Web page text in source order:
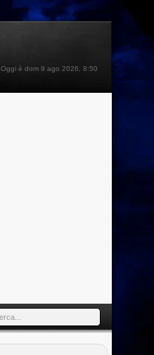
Oggi è dom 9 ago 2026, 8:50